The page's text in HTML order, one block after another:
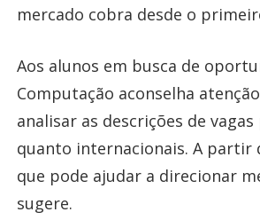
mercado cobra desde o
Aos alunos em busca de
Computação aconselha
analisar as descrições de
quanto internacionais. A partir
que pode ajudar a direcionar
sugere.